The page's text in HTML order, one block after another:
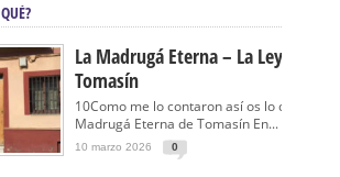
La Madrugá Eterna – La Leyenda De
Tomasín
10Como me lo contaron así os lo cuento… La
Madrugá Eterna de Tomasín En...
10 marzo 2026 0